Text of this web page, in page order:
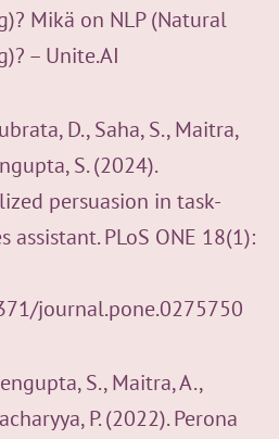
Mikä on NLP (Natural
– Unite.AI
D., Saha, S., Maitra,
S. (2024).
persuasion in task-
PLoS ONE 18(1):
journal.pone.0275750
S., Maitra, A.,
P. (2022). Perona